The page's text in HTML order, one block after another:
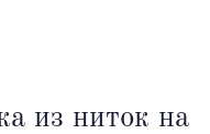
из ниток на